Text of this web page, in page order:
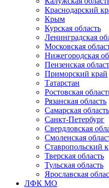
Краснодарский
Крым
Курская область
Ленинградская
Московская
Нижегородская
Пензенская
Приморский край
Татарстан
Ростовская
Рязанская область
Самарская область
Санкт-Петербург
Свердловская
Смоленская
Ставропольский
Тверская область
Тульская область
Ярославская
ЛФК МО